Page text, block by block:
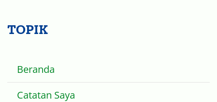
TOPIK
Beranda
Catatan Saya